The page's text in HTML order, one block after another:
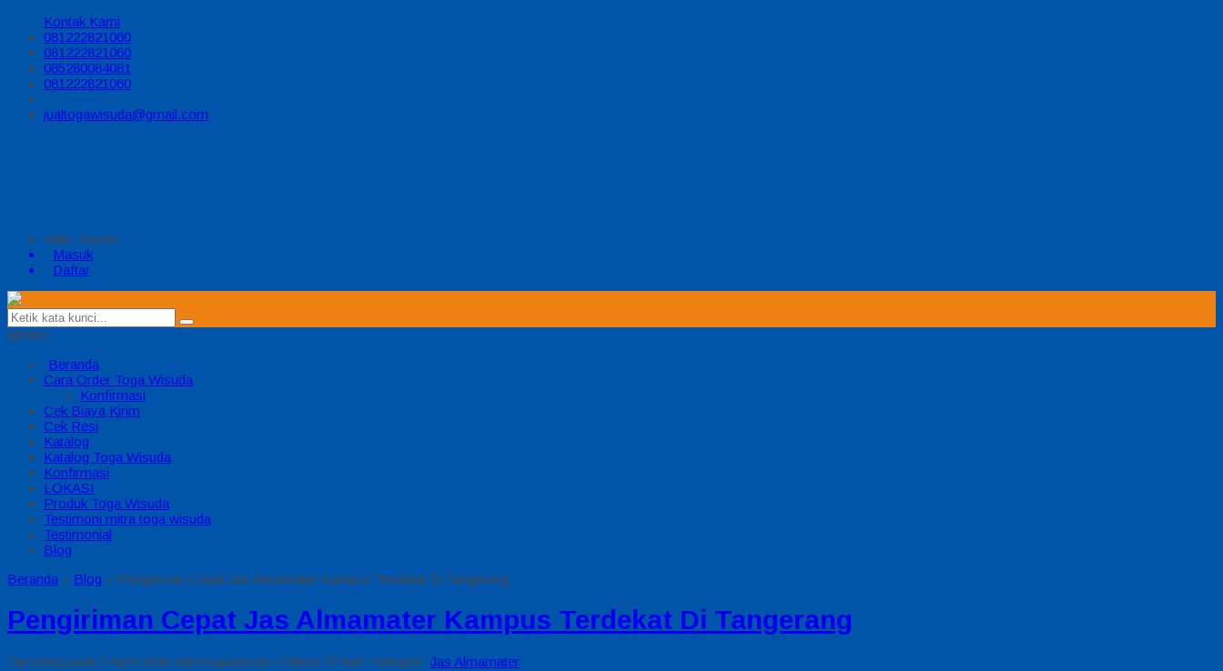
Kontak Kami
081222821060
081222821060
085280084081
081222821060
jualtogawisuda@gmail.com
Halo, Guest!
Masuk
Daftar
MENU
Beranda
Cara Order Toga Wisuda
Konfirmasi
Cek Biaya Kirim
Cek Resi
Katalog
Katalog Toga Wisuda
Konfirmasi
LOKASI
Produk Toga Wisuda
Testimoni mitra toga wisuda
Testimonial
Blog
Beranda » Blog » Pengiriman Cepat Jas Almamater Kampus Terdekat Di Tangerang
Pengiriman Cepat Jas Almamater Kampus Terdekat Di Tangerang
Diposting pada 5 April 2026 oleh togawisuda / Dilihat: 67 kali / Kategori: Jas Almamater